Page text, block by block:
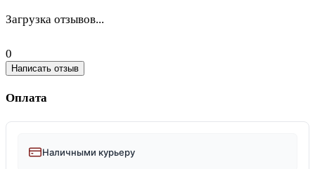
Загрузка отзывов...
0
Написать отзыв
Оплата
Наличными курьеру